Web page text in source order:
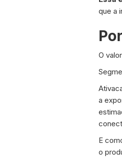
que a
O
a
E
o